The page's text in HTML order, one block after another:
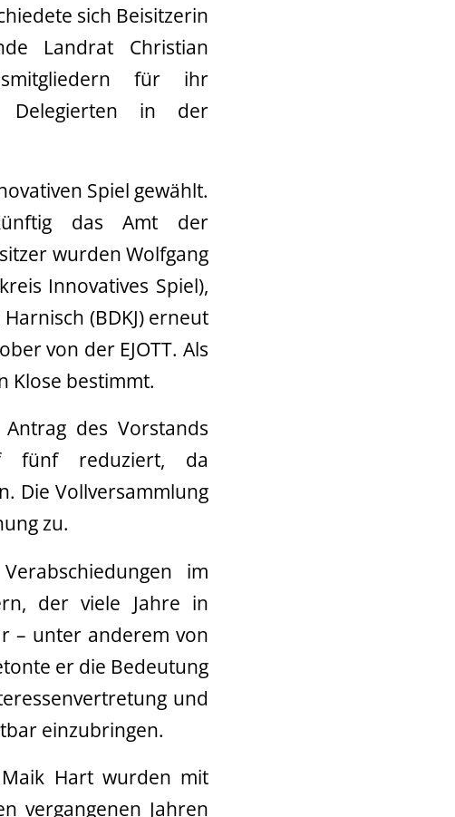
sich Beisitzerin
Landrat Christian
für ihr
in der
Spiel gewählt.
das Amt der
wurden Wolfgang
Innovatives Spiel),
(BDKJ) erneut
von der EJOTT. Als
Klose bestimmt.
des Vorstands
fünf reduziert, da
Die Vollversammlung
zu.
im
der viele Jahre in
– unter anderem von
er die Bedeutung
und
einzubringen.
Hart wurden mit
vergangenen Jahren